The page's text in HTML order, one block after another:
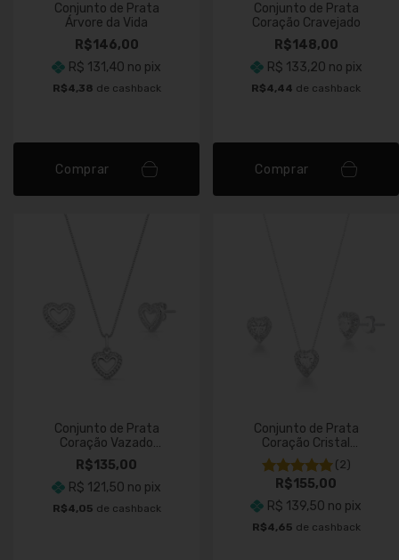
Conjunto de Prata
Árvore da Vida
R$146,00
R$ 131,40 no pix
R$4,38 de cashback
Comprar
Conjunto de Prata
Coração Cravejado
R$148,00
R$ 133,20 no pix
R$4,44 de cashback
Comprar
Conjunto de Prata
Coração Vazado
Cravejado
R$135,00
R$ 121,50 no pix
R$4,05 de cashback
Conjunto de Prata
Coração Cristal
Cravejado (2)
R$155,00
R$ 139,50 no pix
R$4,65 de cashback